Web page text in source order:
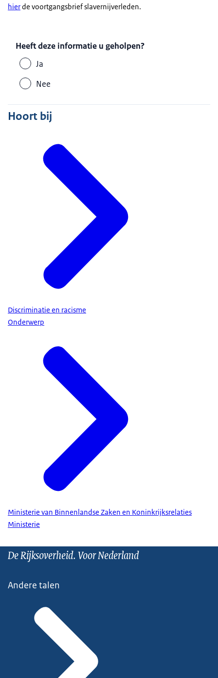
hierde voortgangsbrief slavernijverleden.
Heeft deze informatie u geholpen?
Ja
Nee
Hoort bij
Discriminatie en racisme
Onderwerp
Ministerie van Binnenlandse Zaken en Koninkrijksrelaties
Ministerie
De Rijksoverheid. Voor Nederland
Andere talen